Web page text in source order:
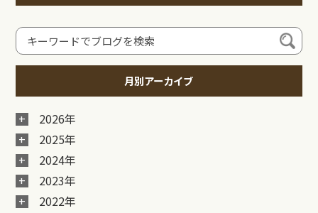
月別アーカイブ
2026年
2025年
2024年
2023年
2022年